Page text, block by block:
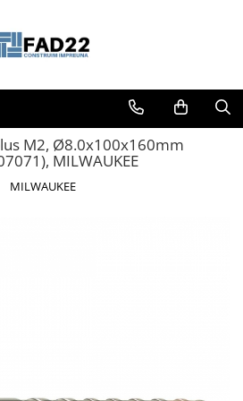
M2, Ø8.0x100x160mm
MILWAUKEE
MILWAUKEE